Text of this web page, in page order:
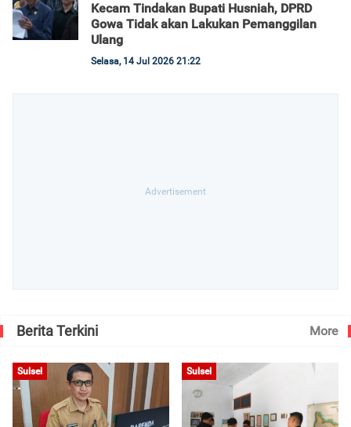
Kecam Tindakan Bupati Husniah, DPRD
Gowa Tidak akan Lakukan Pemanggilan
Ulang
Selasa, 14 Jul 2026 21:22
Berita Terkini More
Sulsel Sulsel